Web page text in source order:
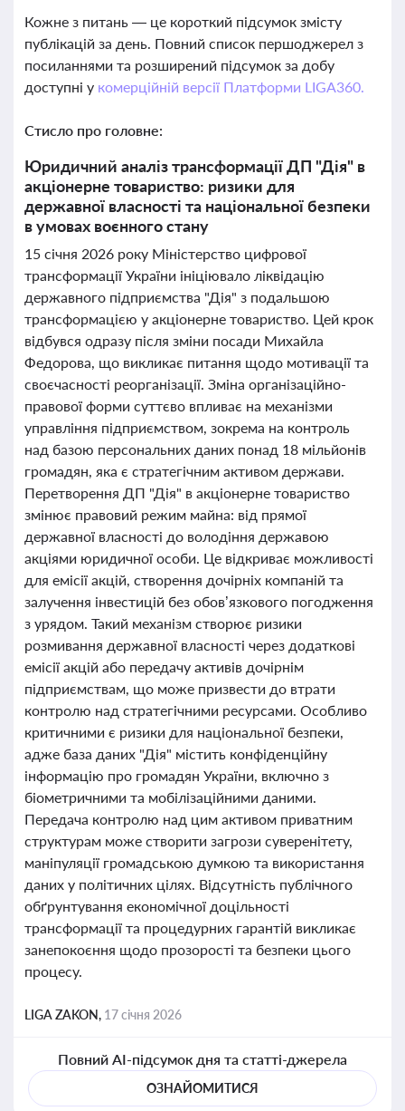
Кожне з питань — це короткий підсумок змісту
публікацій за день. Повний список першоджерел з
посиланнями та розширений підсумок за добу
доступні у комерційній версії Платформи LIGA360.
Стисло про головне:
Юридичний аналіз трансформації ДП "Дія" в
акціонерне товариство: ризики для
державної власності та національної безпеки
в умовах воєнного стану
15 січня 2026 року Міністерство цифрової
трансформації України ініціювало ліквідацію
державного підприємства "Дія" з подальшою
трансформацією у акціонерне товариство. Цей крок
відбувся одразу після зміни посади Михайла
Федорова, що викликає питання щодо мотивації та
своєчасності реорганізації. Зміна організаційно-
правової форми суттєво впливає на механізми
управління підприємством, зокрема на контроль
над базою персональних даних понад 18 мільйонів
громадян, яка є стратегічним активом держави.
Перетворення ДП "Дія" в акціонерне товариство
змінює правовий режим майна: від прямої
державної власності до володіння державою
акціями юридичної особи. Це відкриває можливості
для емісії акцій, створення дочірніх компаній та
залучення інвестицій без обов’язкового погодження
з урядом. Такий механізм створює ризики
розмивання державної власності через додаткові
емісії акцій або передачу активів дочірнім
підприємствам, що може призвести до втрати
контролю над стратегічними ресурсами. Особливо
критичними є ризики для національної безпеки,
адже база даних "Дія" містить конфіденційну
інформацію про громадян України, включно з
біометричними та мобілізаційними даними.
Передача контролю над цим активом приватним
структурам може створити загрози суверенітету,
маніпуляції громадською думкою та використання
даних у політичних цілях. Відсутність публічного
обґрунтування економічної доцільності
трансформації та процедурних гарантій викликає
занепокоєння щодо прозорості та безпеки цього
процесу.
LIGA ZAKON, 17 січня 2026
Повний AI-підсумок дня та статті-джерела
ОЗНАЙОМИТИСЯ